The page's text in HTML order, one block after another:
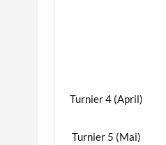
Turnier 4 (April)
Turnier 5 (Mai)